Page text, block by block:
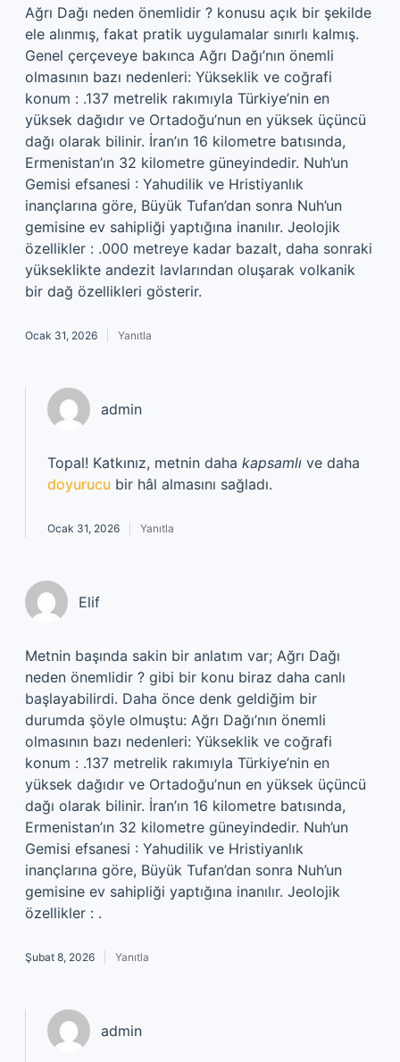
Ağrı Dağı neden önemlidir ? konusu açık bir şekilde
ele alınmış, fakat pratik uygulamalar sınırlı kalmış.
Genel çerçeveye bakınca Ağrı Dağı’nın önemli
olmasının bazı nedenleri: Yükseklik ve coğrafi
konum : .137 metrelik rakımıyla Türkiye’nin en
yüksek dağıdır ve Ortadoğu’nun en yüksek üçüncü
dağı olarak bilinir. İran’ın 16 kilometre batısında,
Ermenistan’ın 32 kilometre güneyindedir. Nuh’un
Gemisi efsanesi : Yahudilik ve Hristiyanlık
inançlarına göre, Büyük Tufan’dan sonra Nuh’un
gemisine ev sahipliği yaptığına inanılır. Jeolojik
özellikler : .000 metreye kadar bazalt, daha sonraki
yükseklikte andezit lavlarından oluşarak volkanik
bir dağ özellikleri gösterir.
Ocak 31, 2026 Yanıtla
admin
Topal! Katkınız, metnin daha kapsamlı ve daha
doyurucu bir hâl almasını sağladı.
Ocak 31, 2026 Yanıtla
Elif
Metnin başında sakin bir anlatım var; Ağrı Dağı
neden önemlidir ? gibi bir konu biraz daha canlı
başlayabilirdi. Daha önce denk geldiğim bir
durumda şöyle olmuştu: Ağrı Dağı’nın önemli
olmasının bazı nedenleri: Yükseklik ve coğrafi
konum : .137 metrelik rakımıyla Türkiye’nin en
yüksek dağıdır ve Ortadoğu’nun en yüksek üçüncü
dağı olarak bilinir. İran’ın 16 kilometre batısında,
Ermenistan’ın 32 kilometre güneyindedir. Nuh’un
Gemisi efsanesi : Yahudilik ve Hristiyanlık
inançlarına göre, Büyük Tufan’dan sonra Nuh’un
gemisine ev sahipliği yaptığına inanılır. Jeolojik
özellikler : .
Şubat 8, 2026 Yanıtla
admin